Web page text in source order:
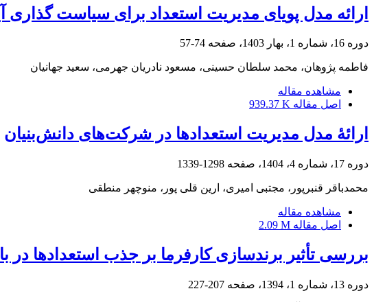
ارائه مدل پویای مدیریت استعداد برای سیاست
دوره 16، شماره 1، بهار 1403، صفحه 74-57
فاطمه پژوهان، محمد سلطان حسینی، مسعود نادریان جهرمی، سعید جهانیان
مشاهده مقاله
اصل مقاله 939.37 K
ارائۀ مدل مدیریت استعدادها در شرکت‏‌های دانش‌‌بنیان
دوره 17، شماره 4، 1404، صفحه 1298-1339
محمدباقر قنبرپور، مجتبی امیری، ارین قلی پور، منوچهر منطقی
مشاهده مقاله
اصل مقاله 2.09 M
بررسی تأثیر برندسازی کارفرما بر جذب استعدادها در
دوره 13، شماره 1، 1394، صفحه 207-227